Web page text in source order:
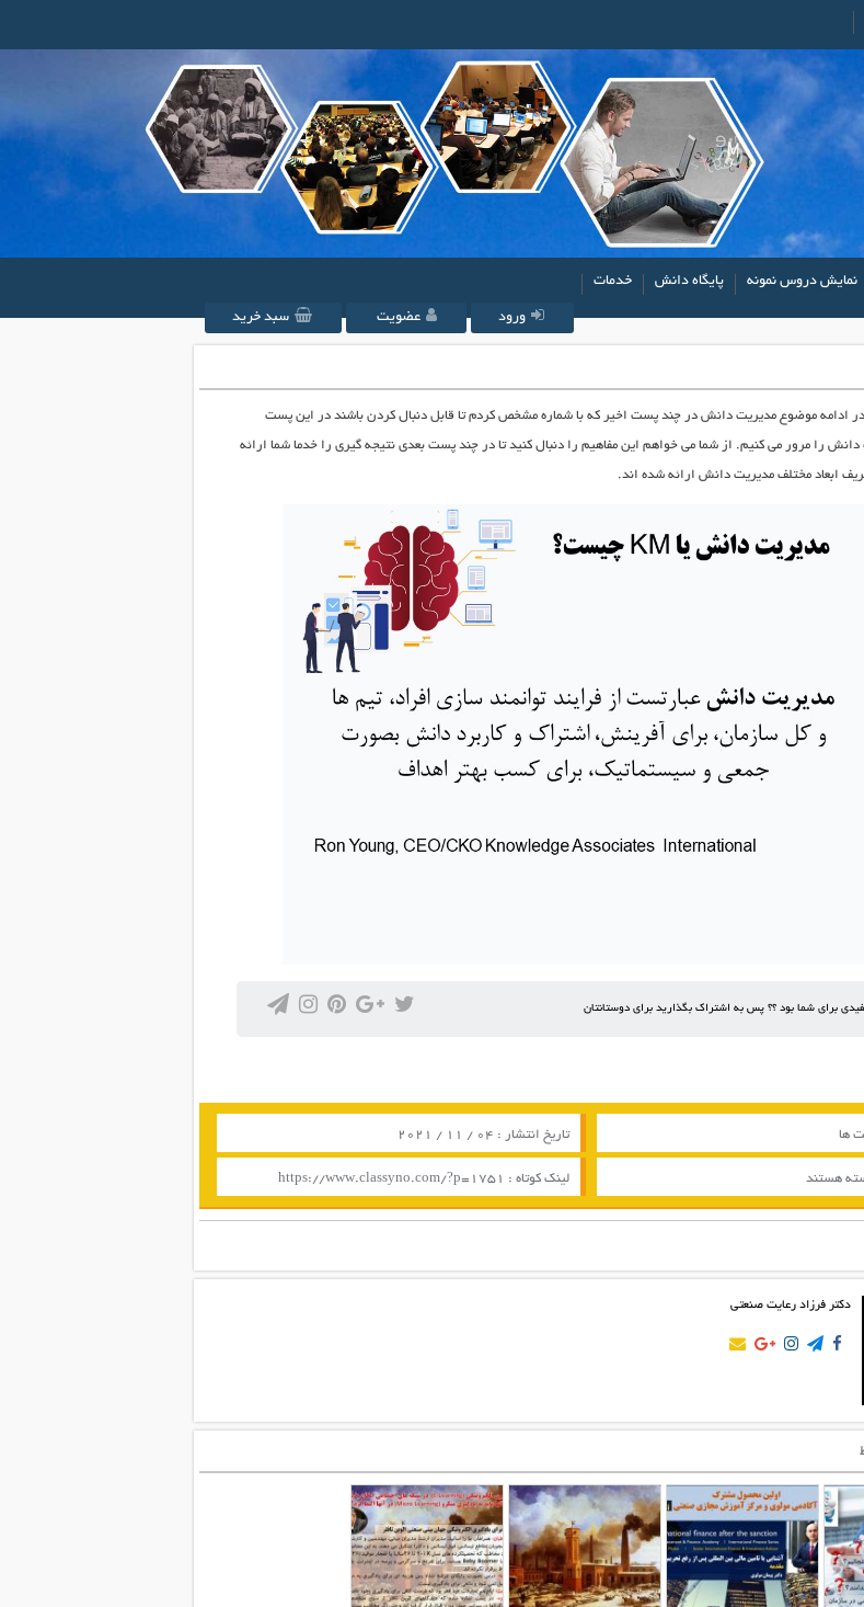
نمایش دروس نمونه پایگاه دانش خدمات
ورود عضویت سبد خرید
ادامه موضوع مدیریت دانش در چند پست اخیر که با شماره مشخص کردم تا قابل دنبال کردن باشند در این پست
را مرور می کنیم. از شما می خواهم این مفاهیم را دنبال کنید تا در چند پست بعدی نتیجه گیری را خدما شما ارائه
ابعاد مختلف مدیریت دانش ارائه شده اند.
برای شما بود ؟؟ پس به اشتراک بگذارید برای دوستانتان
ها تاریخ انتشار : 04 / 11 / 2021
هستند لینک کوتاه : https://www.classyno.com/?p=1751
دکتر فرزاد رعایت صنعتی